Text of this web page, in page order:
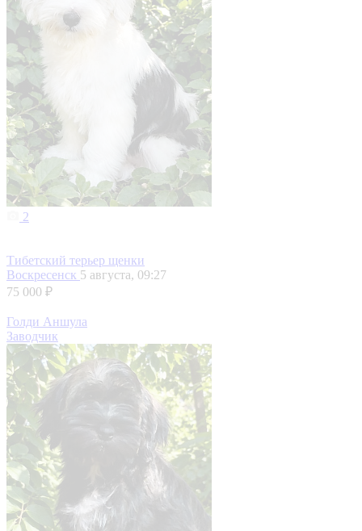
2
Тибетский терьер щенки
Воскресенск 5 августа, 09:27
75 000 ₽
Голди Аншула
Заводчик